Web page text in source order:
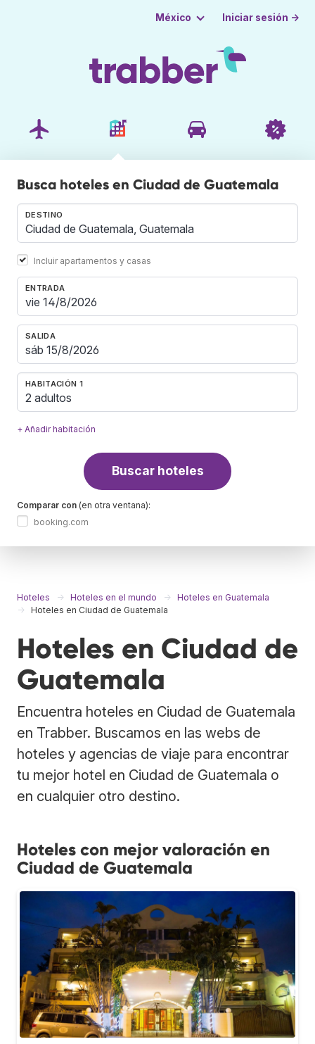
México Iniciar sesión →
Busca hoteles en Ciudad de Guatemala
DESTINO
Incluir apartamentos y casas
ENTRADA
SALIDA
HABITACIÓN 1
2 adultos
+ Añadir habitación
Buscar hoteles
Comparar con (en otra ventana):
booking.com
Hoteles Hoteles en el mundo
Hoteles en Guatemala
Hoteles en Ciudad de Guatemala
Hoteles en Ciudad de
Guatemala
Encuentra hoteles en Ciudad de Guatemala
en Trabber. Buscamos en las webs de
hoteles y agencias de viaje para encontrar
tu mejor hotel en Ciudad de Guatemala o
en cualquier otro destino.
Hoteles con mejor valoración en
Ciudad de Guatemala